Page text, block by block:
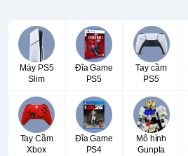
Máy PS5
Slim
Đĩa Game
PS5
Tay cầm
PS5
Tay Cầm
Xbox
Đĩa Game
PS4
Mô hình
Gunpla